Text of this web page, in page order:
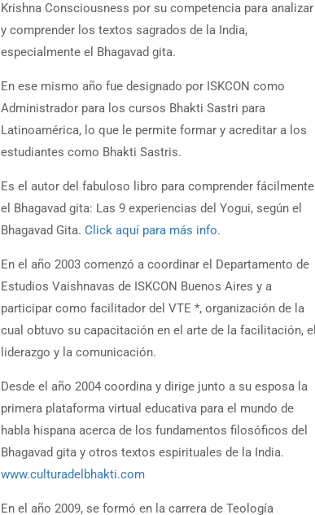
Krishna Consciousness por su competencia para analizar
y comprender los textos sagrados de la India,
especialmente el Bhagavad gita.
En ese mismo año fue designado por ISKCON como
Administrador para los cursos Bhakti Sastri para
Latinoamérica, lo que le permite formar y acreditar a los
estudiantes como Bhakti Sastris.
Es el autor del fabuloso libro para comprender fácilmente
el Bhagavad gita: Las 9 experiencias del Yogui, según el
Bhagavad Gita. Click aquí para más info.
En el año 2003 comenzó a coordinar el Departamento de
Estudios Vaishnavas de ISKCON Buenos Aires y a
participar como facilitador del VTE *, organización de la
cual obtuvo su capacitación en el arte de la facilitación, el
liderazgo y la comunicación.
Desde el año 2004 coordina y dirige junto a su esposa la
primera plataforma virtual educativa para el mundo de
habla hispana acerca de los fundamentos filosóficos del
Bhagavad gita y otros textos espirituales de la India.
www.culturadelbhakti.com
En el año 2009, se formó en la carrera de Teología